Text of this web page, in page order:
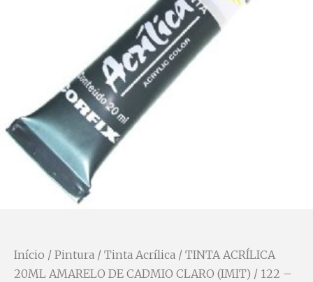
Início / Pintura / Tinta Acrílica / TINTA ACRÍLICA
20ML AMARELO DE CADMIO CLARO (IMIT) / 122 –